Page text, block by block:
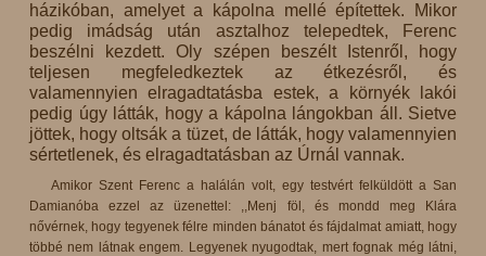
házikóban, amelyet a kápolna mellé építettek. Mikor
pedig imádság után asztalhoz telepedtek, Ferenc
beszélni kezdett. Oly szépen beszélt Istenről, hogy
teljesen megfeledkeztek az étkezésről, és
valamennyien elragadtatásba estek, a környék lakói
pedig úgy látták, hogy a kápolna lángokban áll. Sietve
jöttek, hogy oltsák a tüzet, de látták, hogy valamennyien
sértetlenek, és elragadtatásban az Úrnál vannak.
Amikor Szent Ferenc a halálán volt, egy testvért felküldött a San
Damianóba ezzel az üzenettel: ,,Menj föl, és mondd meg Klára
nővérnek, hogy tegyenek félre minden bánatot és fájdalmat amiatt, hogy
többé nem látnak engem. Legyenek nyugodtak, mert fognak még látni,